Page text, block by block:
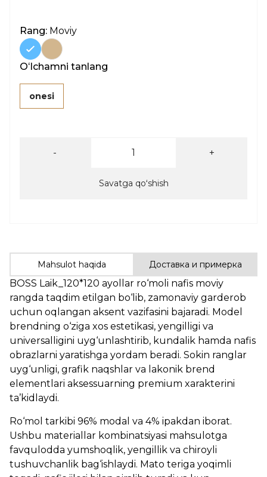
Rang: Moviy
Oʻlchamni tanlang
onesi
- +
Savatga qoʻshish
Mahsulot haqida Доставка и примерка
BOSS Laik_120*120 ayollar ro‘moli nafis moviy
rangda taqdim etilgan bo‘lib, zamonaviy garderob
uchun oqlangan aksent vazifasini bajaradi. Model
brendning o‘ziga xos estetikasi, yengilligi va
universalligini uyg‘unlashtirib, kundalik hamda nafis
obrazlarni yaratishga yordam beradi. Sokin ranglar
uyg‘unligi, grafik naqshlar va lakonik brend
elementlari aksessuarning premium xarakterini
ta’kidlaydi.
Ro‘mol tarkibi 96% modal va 4% ipakdan iborat.
Ushbu materiallar kombinatsiyasi mahsulotga
favqulodda yumshoqlik, yengillik va chiroyli
tushuvchanlik bag‘ishlaydi. Mato teriga yoqimli